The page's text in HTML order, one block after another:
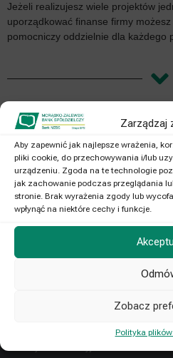
Zarządzaj
Aby zapewnić jak najlepsze wrażenia,
pliki cookie, do przechowywania i/lub
urządzeniu. Zgoda na te technologie
jak zachowanie podczas przeglądania
stronie. Brak wyrażenia zgody lub
wpłynąć na niektóre cechy i funkcje.
Zobacz
Polityka
Jeżeli realizujesz wiele projektów
uporządkować finanse firmy
pomocniczy oddzielnie dla każdego
Przydatne informacje
Oprocentowanie
Taryfa opłat i prowizji
Regulamin otwierania i
bankowych dla Klientów